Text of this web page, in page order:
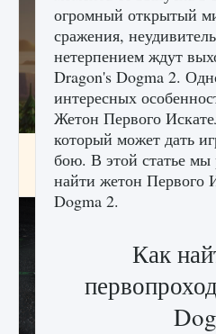
Как заработать медали
9 августа 2024 2
огромный открытый
сражения,
нетерпением ждут
Dragon's Dogma 2.
интересных
Жетон Первого
который может дать
бою. В этой статье мы
найти жетон Первого
Dogma 2.
Как